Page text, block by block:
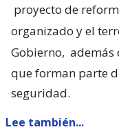
proyecto de
organizado y el
Gobierno, además
que forman parte
seguridad.
Lee también...